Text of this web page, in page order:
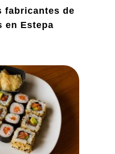
fabricantes de
en Estepa